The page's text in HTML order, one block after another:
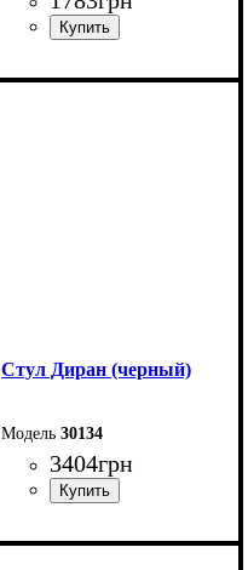
Ширина: 51 см
Стул Диран (черный)
30134
3404грн
Ширина: 46 см